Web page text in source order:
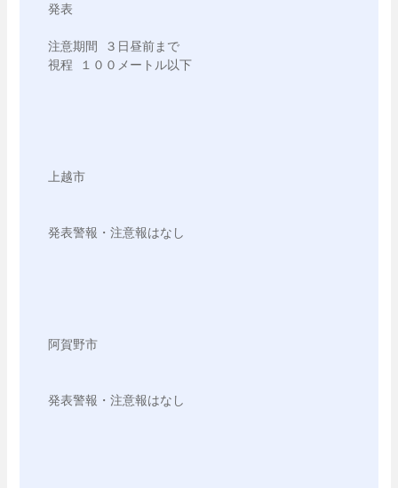
発表
注意期間 ３日昼前まで
視程 １００メートル以下
上越市
発表警報・注意報はなし
阿賀野市
発表警報・注意報はなし